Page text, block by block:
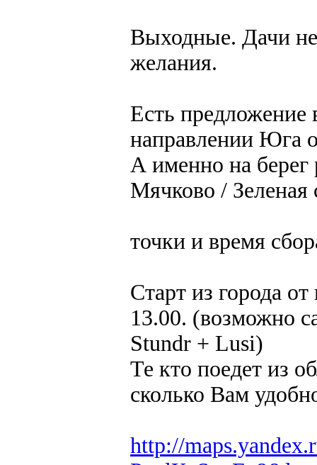
Выходные. Дачи
желания.
Есть предложение
направлении Юга
А именно на
Мячково / Зеленая
точки и время
Старт из города
13.00. (возможно
Stundr + Lusi)
Те кто поедет из
сколько Вам
http://